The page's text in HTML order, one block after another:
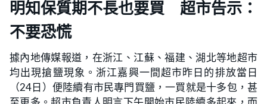
明知保質期不長也要買 超市告示：
不要恐慌
據內地傳媒報道，在浙江、江蘇、福建、湖北等地超市
均出現搶鹽現象。浙江嘉興一間超市昨日的排放當日
（24日）便陸續有市民專門買鹽，一買就是十多包，甚